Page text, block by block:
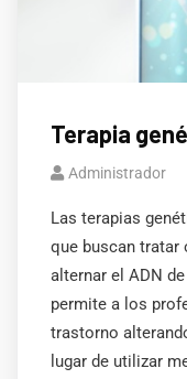
Terapia
Administrador
Las terapias
que buscan tratar
alternar el ADN
permite a los
trastorno
lugar de utilizar